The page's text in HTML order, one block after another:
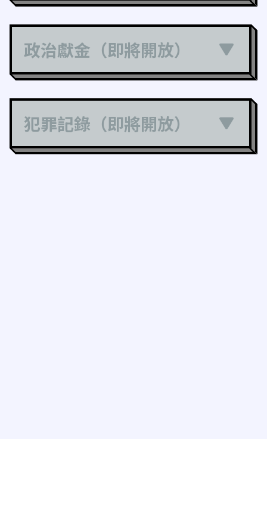
政治獻金（即將開放）
犯罪記錄（即將開放）